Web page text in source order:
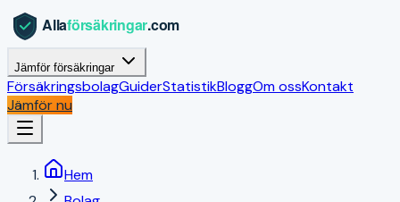
Jämför försäkringar
FörsäkringsbolagGuiderStatistikBloggOm ossKontakt
Jämför nu
Hem